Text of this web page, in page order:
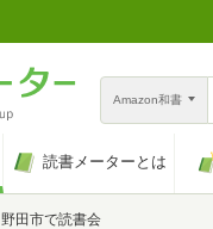
Amazon和書
読書メーターとは
野田市で読書会